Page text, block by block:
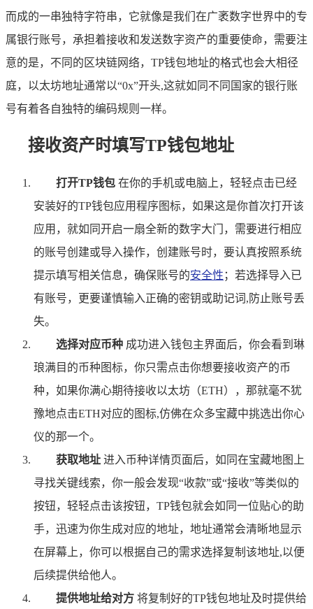
而成的一串独特字符串，它就像是我们在广袤数字世界中的专
属银行账号，承担着接收和发送数字资产的重要使命，需要注
意的是，不同的区块链网络，TP钱包地址的格式也会大相径
庭，以太坊地址通常以“0x”开头,这就如同不同国家的银行账
号有着各自独特的编码规则一样。
接收资产时填写TP钱包地址
打开TP钱包 在你的手机或电脑上，轻轻点击已经
安装好的TP钱包应用程序图标，如果这是你首次打开该
应用，就如同开启一扇全新的数字大门，需要进行相应
的账号创建或导入操作，创建账号时，要认真按照系统
提示填写相关信息，确保账号的安全性 ；若选择导入已
有账号，更要谨慎输入正确的密钥或助记词,防止账号丢
失。
选择对应币种 成功进入钱包主界面后，你会看到琳
琅满目的币种图标，你只需点击你想要接收资产的币
种，如果你满心期待接收以太坊（ETH），那就毫不犹
豫地点击ETH对应的图标,仿佛在众多宝藏中挑选出你心
仪的那一个。
获取地址 进入币种详情页面后，如同在宝藏地图上
寻找关键线索，你一般会发现“收款”或“接收”等类似的
按钮，轻轻点击该按钮，TP钱包就会如同一位贴心的助
手，迅速为你生成对应的地址，地址通常会清晰地显示
在屏幕上，你可以根据自己的需求选择复制该地址,以便
后续提供给他人。
提供地址给对方 将复制好的TP钱包地址及时提供给